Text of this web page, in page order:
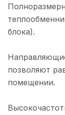
блока).
позволяют
помещении.